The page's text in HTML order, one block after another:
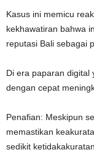
Kasus ini memicu
kekhawatiran bahwa
reputasi Bali sebagai
Di era paparan digital
dengan cepat
Penafian: Meskipun
memastikan
sedikit